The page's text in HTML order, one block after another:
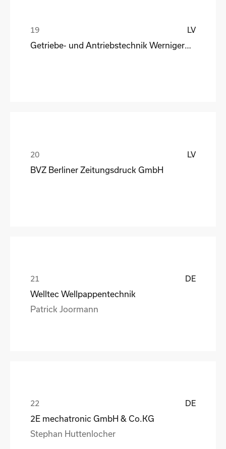
LV
LV
BVZ Berliner Zeitungsdruck GmbH
DE
Welltec Wellpappentechnik
Patrick Joormann
DE
2E mechatronic GmbH & Co.KG
Stephan Huttenlocher